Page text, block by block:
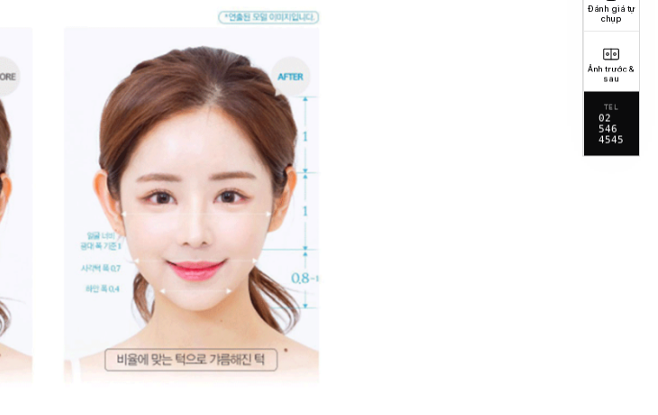
Đánh giá tự
chụp
Ảnh trước &
sau
TEL
02
546
4545